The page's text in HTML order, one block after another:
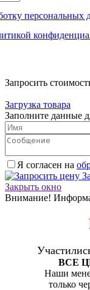
персональных
Запросить
Загрузка товара
Заполните данные
Я согласен на
Закрыть окно
Внимание!
ВСЕ
Наши
только